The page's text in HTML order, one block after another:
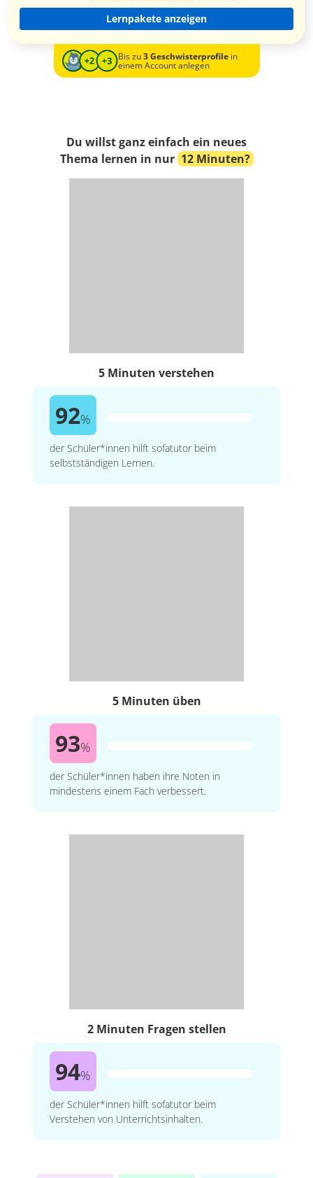
Lernpakete anzeigen
Bis zu3 Geschwisterprofilein
einem Account anlegen
Du willst ganz einfach ein neues
Thema lernen in nur 12 Minuten?
5 Minuten verstehen
92%
der Schüler*innen hilft sofatutor beim
selbstständigen Lernen.
5 Minuten üben
93%
der Schüler*innen haben ihre Noten in
mindestens einem Fach verbessert.
2 Minuten Fragen stellen
94%
der Schüler*innen hilft sofatutor beim
Verstehen von Unterrichtsinhalten.